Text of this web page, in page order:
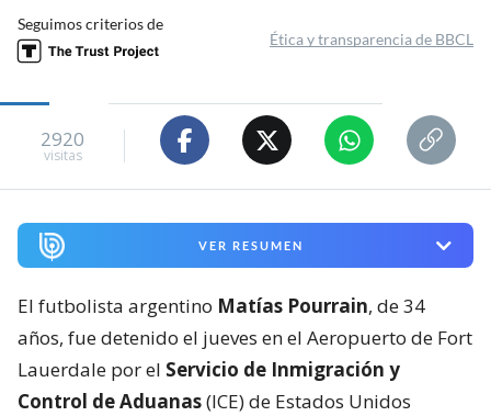
Seguimos criterios de
Ética y transparencia de BBCL
2920
visitas
VER RESUMEN
El futbolista argentino Matías Pourrain, de 34
años, fue detenido el jueves en el Aeropuerto de Fort
Lauerdale por el Servicio de Inmigración y
Control de Aduanas(ICE) de Estados Unidos